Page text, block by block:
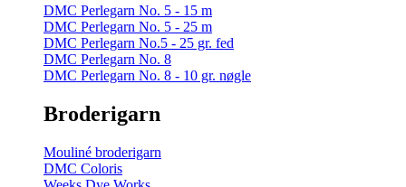
DMC Perlegarn No. 5 - 15 m
DMC Perlegarn No. 5 - 25 m
DMC Perlegarn No.5 - 25 gr. fed
DMC Perlegarn No. 8
DMC Perlegarn No. 8 - 10 gr. nøgle
Broderigarn
Mouliné broderigarn
DMC Coloris